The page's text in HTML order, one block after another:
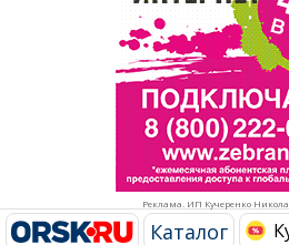
Реклама. ИП Кучеренко
Каталог
Рестораны, кафе, бары
Развлечения и отдых
Спорт Фитнес
Недвижимость
Красота Косметология